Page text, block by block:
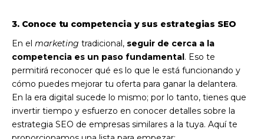
3. Conoce tu competencia y sus estrategias SEO
En el marketing tradicional, seguir de cerca a la
competencia es un paso fundamental. Eso te
permitirá reconocer qué es lo que le está funcionando y
cómo puedes mejorar tu oferta para ganar la delantera.
En la era digital sucede lo mismo; por lo tanto, tienes que
invertir tiempo y esfuerzo en conocer detalles sobre la
estrategia SEO de empresas similares a la tuya. Aquí te